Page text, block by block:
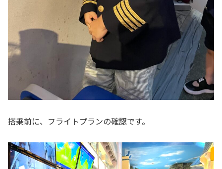
搭乗前に、フライトプランの確認です。